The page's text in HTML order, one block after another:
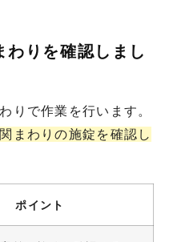
わりを確認しまし
りで作業を行います。
まわりの施錠を確認し
ポイント